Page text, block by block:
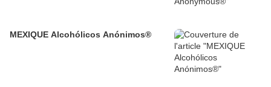
MEXIQUE Alcohólicos Anónimos®